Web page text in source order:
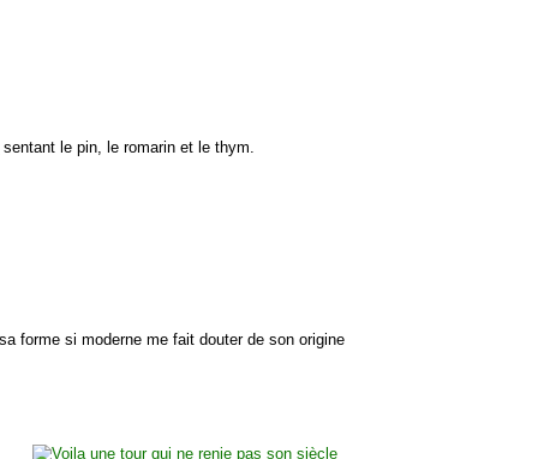
sentant le pin, le romarin et le thym.
forme si moderne me fait douter de son origine